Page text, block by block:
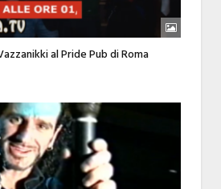
al Pride Pub di Roma